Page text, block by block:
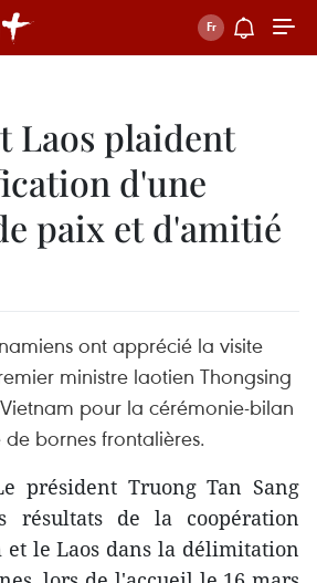
Laos plaident
d'une
paix et d'amitié
ont apprécié la visite
ministre laotien Thongsing
pour la cérémonie-bilan
bornes frontalières.
président Truong Tan Sang
résultats de la coopération
le Laos dans la délimitation